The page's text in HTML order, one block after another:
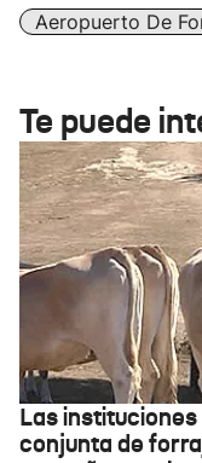
Aeropuerto De
Te puede
Las
conjunta de